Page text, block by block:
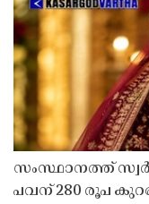
സംസ്ഥാനത്ത്
പവന് 280 രൂപ